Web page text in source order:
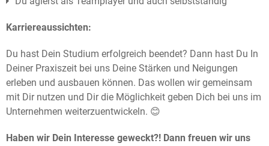
Karriereaussichten:
Du hast Dein Studium erfolgreich beendet? Dann hast Du In
Deiner Praxiszeit bei uns Deine Stärken und Neigungen
erleben und ausbauen können. Das wollen wir gemeinsam
mit Dir nutzen und Dir die Möglichkeit geben Dich bei uns im
Unternehmen weiterzuentwickeln. 😊
Haben wir Dein Interesse geweckt?! Dann freuen wir uns